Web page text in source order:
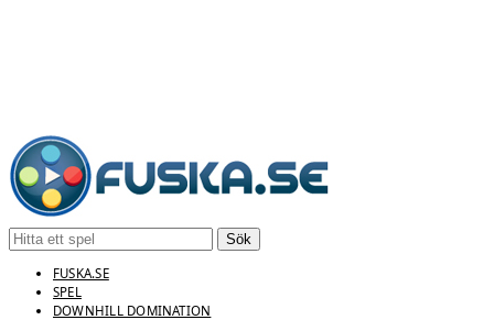
Sök
FUSKA.SE
SPEL
DOWNHILL DOMINATION